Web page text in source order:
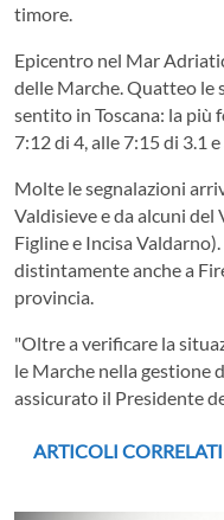
timore.
Epicentro nel Mar
delle Marche. Quatteo le
sentito in Toscana: la più
7:12 di 4, alle 7:15 di 3.1
Molte le segnalazioni
Valdisieve e da alcuni
Figline e Incisa
distintamente anche a
provincia.
"Oltre a verificare la
le Marche nella gestione
assicurato il Presidente
ARTICOLI CORRELATI